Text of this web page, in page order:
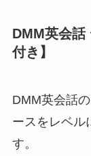
DMM英会話
付き】
DMM英会話
ースをレベル
す。